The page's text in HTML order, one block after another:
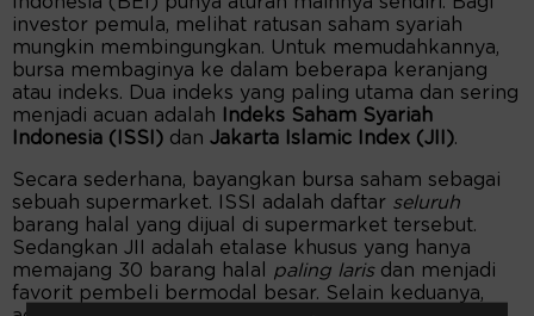
investor pemula, melihat ratusan saham syariah
mungkin membingungkan. Untuk memudahkannya,
bursa membaginya ke dalam beberapa keranjang
atau indeks. Dua indeks yang paling utama dan sering
menjadi acuan adalah
Indeks Saham Syariah
Indonesia (ISSI) dan Jakarta Islamic Index (JII).
Secara sederhana, bayangkan bursa saham sebagai
sebuah supermarket. ISSI adalah daftar seluruh
barang halal yang dijual di supermarket tersebut.
Sedangkan JII adalah etalase khusus yang hanya
memajang 30 barang halal
paling larisdan menjadi
favorit pembeli bermodal besar. Selain keduanya,